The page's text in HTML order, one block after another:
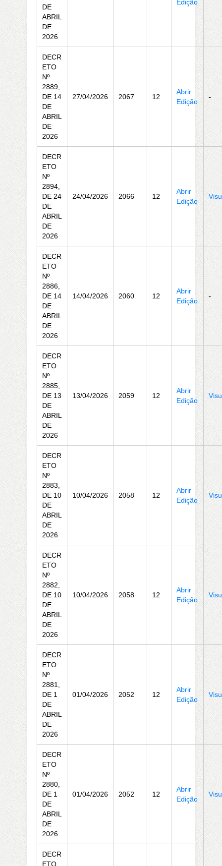
DE
ABRIL
DE
2026
Edição
DECR
ETO
Nº
2889,
DE 14
DE
ABRIL
DE
2026
27/04/2026 2067 12
Abrir
Edição
-
DECR
ETO
Nº
2894,
DE 24
DE
ABRIL
DE
2026
24/04/2026 2066 12
Abrir
Edição
DECR
ETO
Nº
2886,
DE 14
DE
ABRIL
DE
2026
14/04/2026 2060 12
Abrir
Edição
-
DECR
ETO
Nº
2885,
DE 13
DE
ABRIL
DE
2026
13/04/2026 2059 12
Abrir
Edição
DECR
ETO
Nº
2883,
DE 10
DE
ABRIL
DE
2026
10/04/2026 2058 12
Abrir
Edição
DECR
ETO
Nº
2882,
DE 10
DE
ABRIL
DE
2026
10/04/2026 2058 12
Abrir
Edição
DECR
ETO
Nº
2881,
DE 1
DE
ABRIL
DE
2026
01/04/2026 2052 12
Abrir
Edição
DECR
ETO
Nº
2880,
DE 1
DE
ABRIL
DE
2026
01/04/2026 2052 12
Abrir
Edição
DECR
ETO